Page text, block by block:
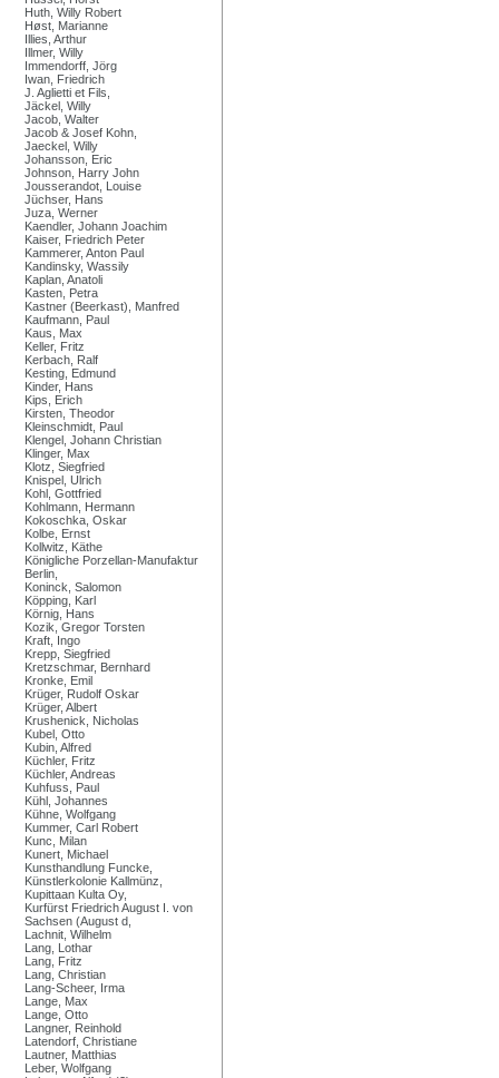
Huth, Willy Robert
Høst, Marianne
Illies, Arthur
Illmer, Willy
Immendorff, Jörg
Iwan, Friedrich
J. Aglietti et Fils,
Jäckel, Willy
Jacob, Walter
Jacob & Josef Kohn,
Jaeckel, Willy
Johansson, Eric
Johnson, Harry John
Jousserandot, Louise
Jüchser, Hans
Juza, Werner
Kaendler, Johann Joachim
Kaiser, Friedrich Peter
Kammerer, Anton Paul
Kandinsky, Wassily
Kaplan, Anatoli
Kasten, Petra
Kastner (Beerkast), Manfred
Kaufmann, Paul
Kaus, Max
Keller, Fritz
Kerbach, Ralf
Kesting, Edmund
Kinder, Hans
Kips, Erich
Kirsten, Theodor
Kleinschmidt, Paul
Klengel, Johann Christian
Klinger, Max
Klotz, Siegfried
Knispel, Ulrich
Kohl, Gottfried
Kohlmann, Hermann
Kokoschka, Oskar
Kolbe, Ernst
Kollwitz, Käthe
Königliche Porzellan-Manufaktur
Berlin,
Koninck, Salomon
Köpping, Karl
Körnig, Hans
Kozik, Gregor Torsten
Kraft, Ingo
Krepp, Siegfried
Kretzschmar, Bernhard
Kronke, Emil
Krüger, Rudolf Oskar
Krüger, Albert
Krushenick, Nicholas
Kubel, Otto
Kubin, Alfred
Küchler, Fritz
Küchler, Andreas
Kuhfuss, Paul
Kühl, Johannes
Kühne, Wolfgang
Kummer, Carl Robert
Kunc, Milan
Kunert, Michael
Kunsthandlung Funcke,
Künstlerkolonie Kallmünz,
Kupittaan Kulta Oy,
Kurfürst Friedrich August I. von
Sachsen (August d,
Lachnit, Wilhelm
Lang, Lothar
Lang, Fritz
Lang, Christian
Lang-Scheer, Irma
Lange, Max
Lange, Otto
Langner, Reinhold
Latendorf, Christiane
Lautner, Matthias
Leber, Wolfgang